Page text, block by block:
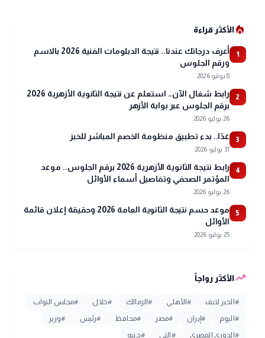
local_fire_departmentالأكثر قراءة
1
أعرف درجاتك عندنا.. نتيجة الدبلومات الفنية 2026 بالاسم
ورقم الجلوس
8 يوليو 2026
2
رابط شغال الآن.. استعلم عن نتيجة الثانوية الأزهرية 2026
برقم الجلوس عبر بوابة الأزهر
26 يوليو 2026
3 غدًا.. بدء تطبيق منظومة الخصم المباشر للخبز
31 يوليو 2026
4
رابط نتيجة الثانوية الأزهرية 2026 برقم الجلوس.. موعد
المؤتمر الصحفي وتفاصيل أسماء الأوائل
26 يوليو 2026
5
موعد حسم نتيجة الثانوية العامة 2026 وحقيقة إعلان قائمة
الأوائل
25 يوليو 2026
trending_upالأكثر رواجاً
# الخبر لايف #الأهلي #الزمالك #خلال #مجلس النواب
# اليوم # إيران #مصر #محافظ #رئيس #وزير
# الدوري المصري # التي #جنيه